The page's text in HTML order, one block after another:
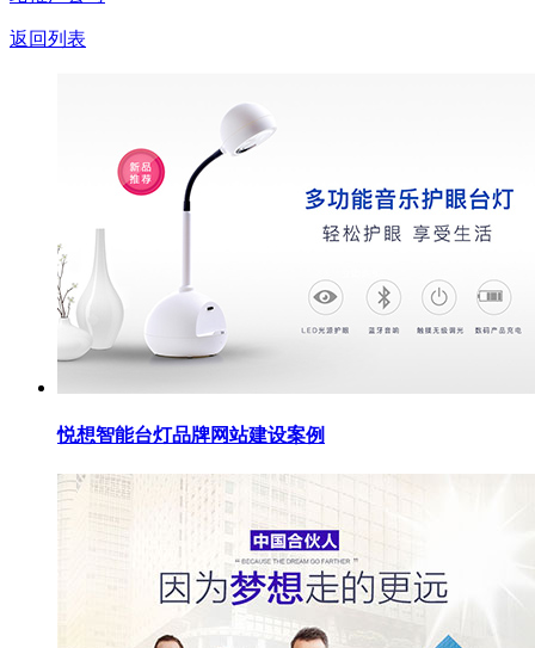
返回列表
悦想智能台灯品牌网站建设案例